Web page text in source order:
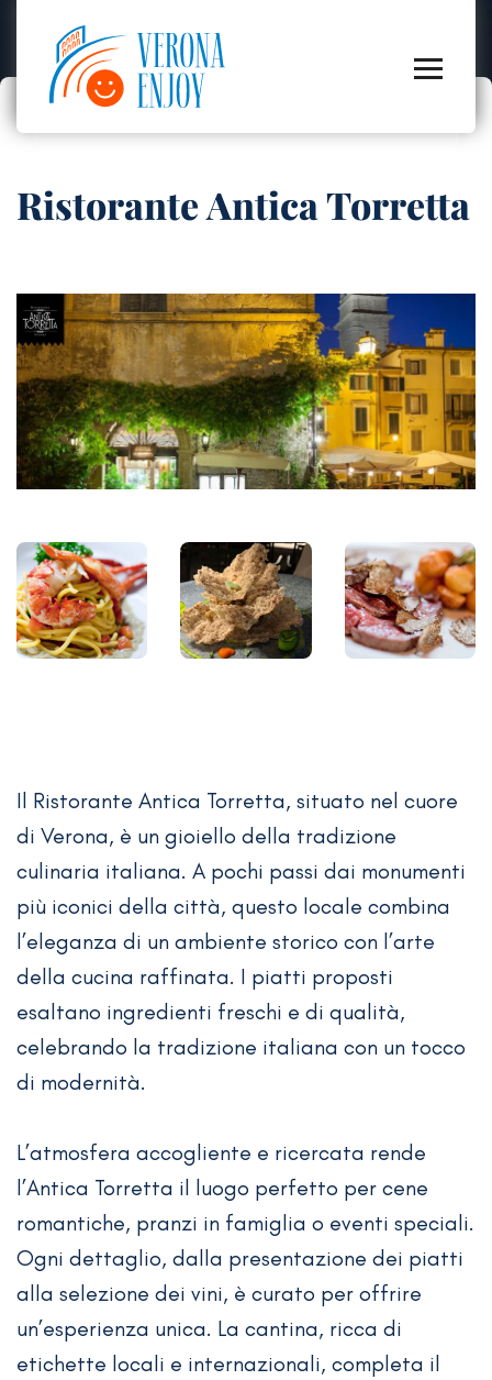
Ristorante Antica Torretta
Il Ristorante Antica Torretta, situato nel cuore
di Verona, è un gioiello della tradizione
culinaria italiana. A pochi passi dai monumenti
più iconici della città, questo locale combina
l’eleganza di un ambiente storico con l’arte
della cucina raffinata. I piatti proposti
esaltano ingredienti freschi e di qualità,
celebrando la tradizione italiana con un tocco
di modernità.
L’atmosfera accogliente e ricercata rende
l’Antica Torretta il luogo perfetto per cene
romantiche, pranzi in famiglia o eventi speciali.
Ogni dettaglio, dalla presentazione dei piatti
alla selezione dei vini, è curato per offrire
un’esperienza unica. La cantina, ricca di
etichette locali e internazionali, completa il